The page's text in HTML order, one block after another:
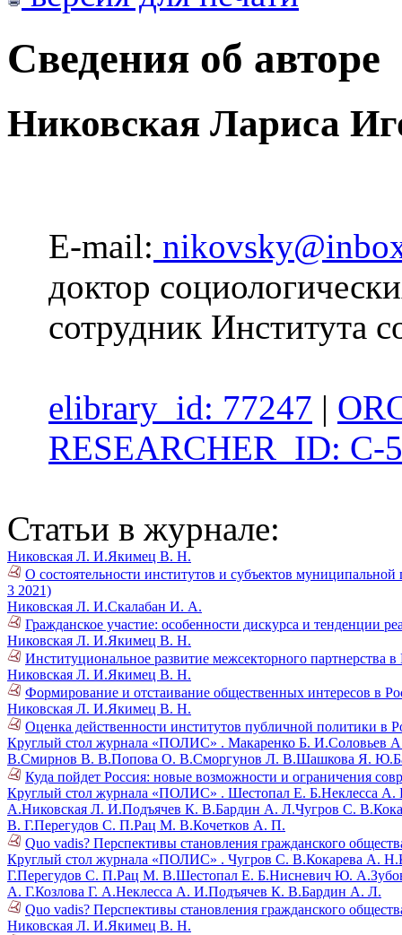
Сведения об авторе
Никовская Лариса
E-mail:
доктор
сотрудник
elibrary_id: 77247 |
RESEARCHER_ID: C-
Статьи в журнале:
Никовская Л. И.Якимец В. Н.
О состоятельности институтов и субъектов
3 2021)
Никовская Л. И.Скалабан И. А.
Гражданское участие: особенности дискурса и тенденции
Никовская Л. И.Якимец В. Н.
Институциональное развитие межсекторного партнерства
Никовская Л. И.Якимец В. Н.
Формирование и отстаивание общественных интересов в
Никовская Л. И.Якимец В. Н.
Оценка действенности институтов публичной политики в
Круглый стол журнала «ПОЛИС» . Макаренко Б. И.Соловьев
В.Смирнов В. В.Попова О. В.Сморгунов Л. В.Шашкова Я. Ю.
Куда пойдет Россия: новые возможности и ограничения
Круглый стол журнала «ПОЛИС» . Шестопал Е. Б.Неклесса А.
А.Никовская Л. И.Подъячев К. В.Бардин А. Л.Чугров С. В.
В. Г.Перегудов С. П.Рац М. В.Кочетков А. П.
Quo vadis? Перспективы становления гражданского
Круглый стол журнала «ПОЛИС» . Чугров С. В.Кокарева А. Н.
Г.Перегудов С. П.Рац М. В.Шестопал Е. Б.Нисневич Ю. А.
А. Г.Козлова Г. А.Неклесса А. И.Подъячев К. В.Бардин А. Л.
Quo vadis? Перспективы становления гражданского
Никовская Л. И.Якимец В. Н.